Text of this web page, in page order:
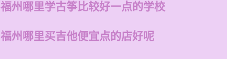
福州哪里学古筝比较好一点的学校
福州哪里买吉他便宜点的店好呢